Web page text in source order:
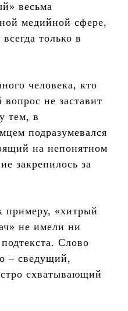
весьма
медийной сфере,
только в
человека, кто
не заставит
тем, в
подразумевался
на непонятном
закрепилось за
примеру, «хитрый
не имели ни
Слово
– сведущий,
схватывающий